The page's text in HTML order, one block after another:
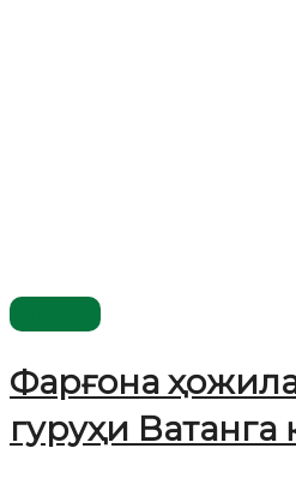
Фарғона
гуруҳи Ватанга